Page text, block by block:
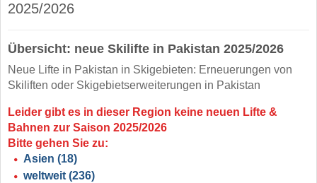
2025/2026
Übersicht: neue Skilifte in Pakistan 2025/2026
Neue Lifte in Pakistan in Skigebieten: Erneuerungen von
Skiliften oder Skigebietserweiterungen in Pakistan
Leider gibt es in dieser Region keine neuen Lifte &
Bahnen zur Saison 2025/2026
Bitte gehen Sie zu:
Asien (18)
weltweit (236)